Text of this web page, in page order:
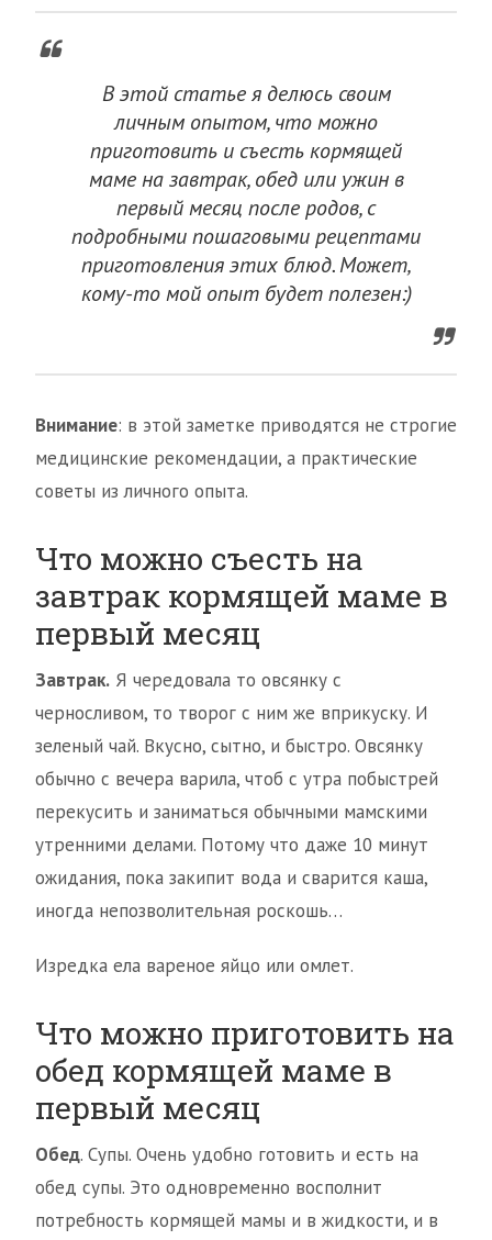
В этой статье я делюсь своим
личным опытом, что можно
приготовить и съесть кормящей
маме на завтрак, обед или ужин в
первый месяц после родов, с
подробными пошаговыми рецептами
приготовления этих блюд. Может,
кому-то мой опыт будет полезен:)
Внимание: в этой заметке приводятся не строгие
медицинские рекомендации, а практические
советы из личного опыта.
Что можно съесть на
завтрак кормящей маме в
первый месяц
Завтрак. Я чередовала то овсянку с
черносливом, то творог с ним же вприкуску. И
зеленый чай. Вкусно, сытно, и быстро. Овсянку
обычно с вечера варила, чтоб с утра побыстрей
перекусить и заниматься обычными мамскими
утренними делами. Потому что даже 10 минут
ожидания, пока закипит вода и сварится каша,
иногда непозволительная роскошь…
Изредка ела вареное яйцо или омлет.
Что можно приготовить на
обед кормящей маме в
первый месяц
Обед. Супы. Очень удобно готовить и есть на
обед супы. Это одновременно восполнит
потребность кормящей мамы и в жидкости, и в